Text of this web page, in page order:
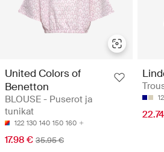
United Colors of
Benetton
BLOUSE - Puserot ja
tunikat
122 130 140 150 160
17.98 € 35.95 €